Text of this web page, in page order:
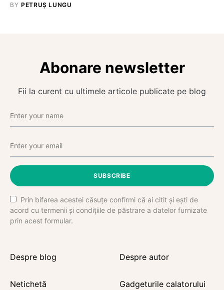
BY PETRUȘ LUNGU
Abonare newsletter
Fii la curent cu ultimele articole publicate pe blog
SUBSCRIBE
Prin bifarea acestei căsuțe confirmi că ai citit și ești de
acord cu termenii și condițiile de păstrare a datelor furnizate
prin acest formular.
Despre blog Despre autor
Netichetă Gadgeturile calatorului